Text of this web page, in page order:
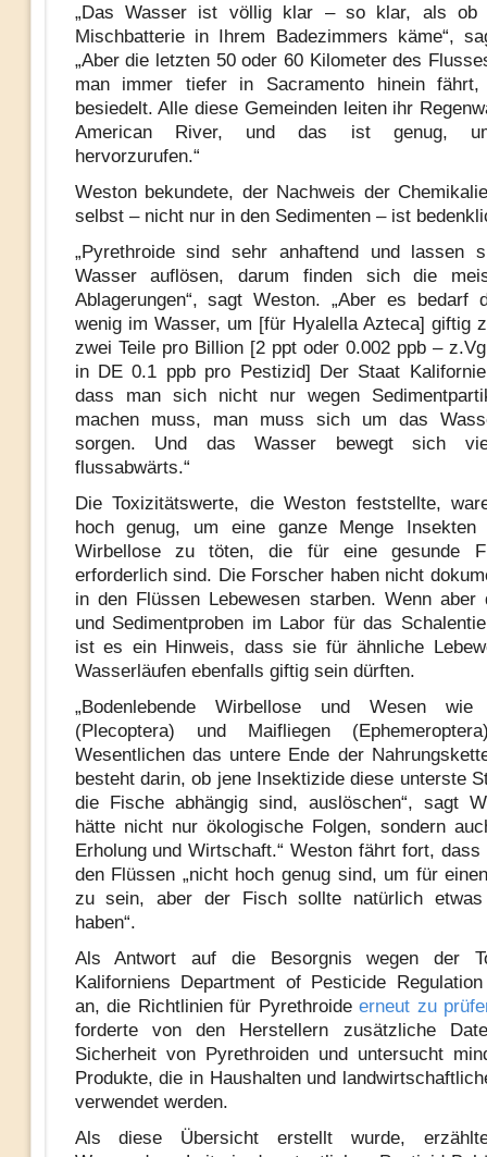
„Das Wasser ist völlig klar – so klar, als ob
Mischbatterie in Ihrem Badezimmers käme“,
„Aber die letzten 50 oder 60 Kilometer des
man immer tiefer in Sacramento hinein
besiedelt. Alle diese Gemeinden leiten ihr
American River, und das ist genug,
hervorzurufen.“
Weston bekundete, der Nachweis der
selbst – nicht nur in den Sedimenten – ist
„Pyrethroide sind sehr anhaftend und lassen
Wasser auflösen, darum finden sich die
Ablagerungen“, sagt Weston. „Aber es bedarf
wenig im Wasser, um [für Hyalella Azteca] giftig
zwei Teile pro Billion [2 ppt oder 0.002 ppb –
in DE 0.1 ppb pro Pestizid] Der Staat
dass man sich nicht nur wegen
machen muss, man muss sich um das
sorgen. Und das Wasser bewegt sich
flussabwärts.“
Die Toxizitätswerte, die Weston feststellte,
hoch genug, um eine ganze Menge Insekten
Wirbellose zu töten, die für eine gesunde
erforderlich sind. Die Forscher haben nicht
in den Flüssen Lebewesen starben. Wenn aber
und Sedimentproben im Labor für das
ist es ein Hinweis, dass sie für ähnliche
Wasserläufen ebenfalls giftig sein dürften.
„Bodenlebende Wirbellose und Wesen wie
(Plecoptera) und Maifliegen
Wesentlichen das untere Ende der
besteht darin, ob jene Insektizide diese unterste
die Fische abhängig sind, auslöschen“, sagt
hätte nicht nur ökologische Folgen, sondern
Erholung und Wirtschaft.“ Weston fährt fort,
den Flüssen „nicht hoch genug sind, um für
zu sein, aber der Fisch sollte natürlich
haben“.
Als Antwort auf die Besorgnis wegen der
Kaliforniens Department of Pesticide
an, die Richtlinien für Pyrethroideerneut zu
forderte von den Herstellern zusätzliche
Sicherheit von Pyrethroiden und untersucht
Produkte, die in Haushalten und
verwendet werden.
Als diese Übersicht erstellt wurde,